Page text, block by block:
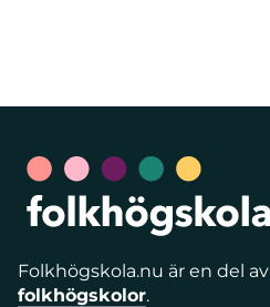
Folkhögskola.nu är en del av
folkhögskolor.